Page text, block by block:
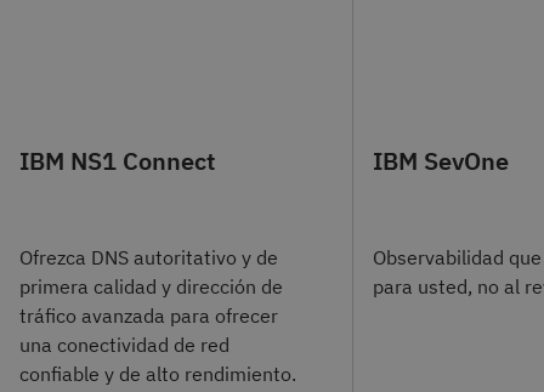
IBM NS1 Connect
Ofrezca DNS autoritativo y de
primera calidad y dirección de
tráfico avanzada para ofrecer
una conectividad de red
confiable y de alto rendimiento.
IBM SevOne
Observabilidad
para usted, no al